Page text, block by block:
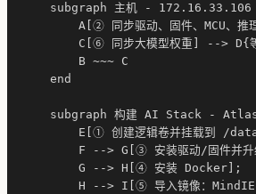
    subgraph 主机 - 172.16.33.106
A[② 同步驱动、固件、MCU、推
C[⑥ 同步大模型权重] --> D{
        B ~~~ C
    end
subgraph 构建 AI Stack -
E[① 创建逻辑卷并挂载到 /
F --> G[③ 安装驱动/固件并
        G --> H[④ 安装 Docker];
H --> I[⑤ 导入镜像：